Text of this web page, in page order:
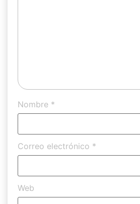
Nombre *
Correo electrónico *
Web